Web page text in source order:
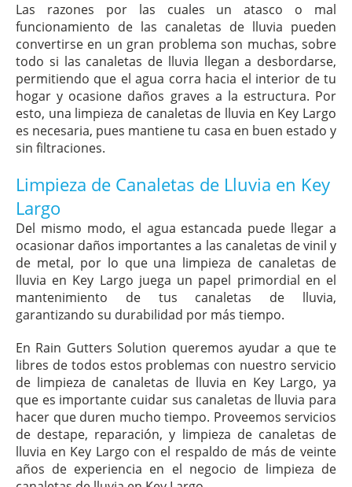
Las razones por las cuales un atasco o mal
funcionamiento de las canaletas de lluvia pueden
convertirse en un gran problema son muchas, sobre
todo si las canaletas de lluvia llegan a desbordarse,
permitiendo que el agua corra hacia el interior de tu
hogar y ocasione daños graves a la estructura. Por
esto, una limpieza de canaletas de lluvia en Key Largo
es necesaria, pues mantiene tu casa en buen estado y
sin filtraciones.
Limpieza de Canaletas de Lluvia en Key
Largo
Del mismo modo, el agua estancada puede llegar a
ocasionar daños importantes a las canaletas de vinil y
de metal, por lo que una limpieza de canaletas de
lluvia en Key Largo juega un papel primordial en el
mantenimiento de tus canaletas de lluvia,
garantizando su durabilidad por más tiempo.
En Rain Gutters Solution queremos ayudar a que te
libres de todos estos problemas con nuestro servicio
de limpieza de canaletas de lluvia en Key Largo, ya
que es importante cuidar sus canaletas de lluvia para
hacer que duren mucho tiempo. Proveemos servicios
de destape, reparación, y limpieza de canaletas de
lluvia en Key Largo con el respaldo de más de veinte
años de experiencia en el negocio de limpieza de